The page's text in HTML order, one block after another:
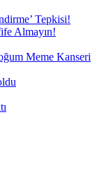
Tepkisi!
Almayın!
Meme Kanseri